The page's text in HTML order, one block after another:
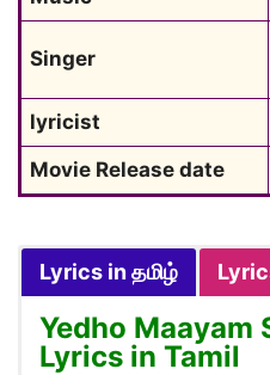
Singer
lyricist
Movie Release date
Lyrics in தமிழ்
Yedho Maayam
Lyrics in Tamil